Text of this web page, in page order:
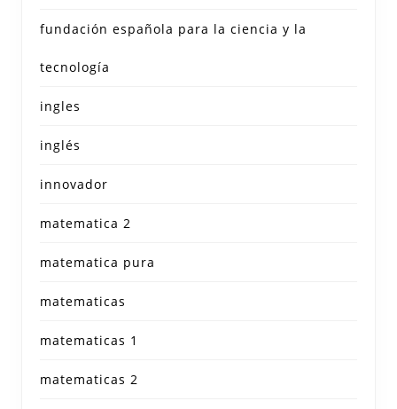
fundación española para la ciencia y la
tecnología
ingles
inglés
innovador
matematica 2
matematica pura
matematicas
matematicas 1
matematicas 2